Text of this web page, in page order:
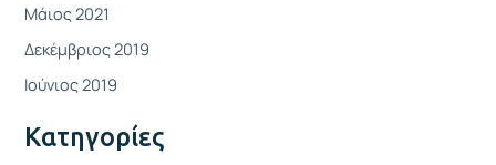
Μάιος 2021
Δεκέμβριος 2019
Ιούνιος 2019
Kατηγορίες